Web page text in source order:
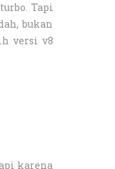
Tapi
bukan
versi v8
karena